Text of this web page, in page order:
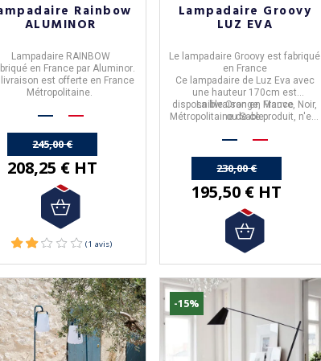
Rainbow
ALUMINOR
Lampadaire RAINBOW
en Francepar Aluminor.
livraison est offerte en France
Métropolitaine.
245,00 €
208,25 € HT
Lampadaire Groovy
LUZ EVA
Le lampadaire Groovy est fabriqué
en France
Ce lampadaire de Luz Eva avec
une hauteur 170cm est
disposnible Orange, Mauve, Noir,
ou Sable
La livraison en France
Métropolitaine de ce produit, n'est
230,00 €
195,50 € HT
-15%